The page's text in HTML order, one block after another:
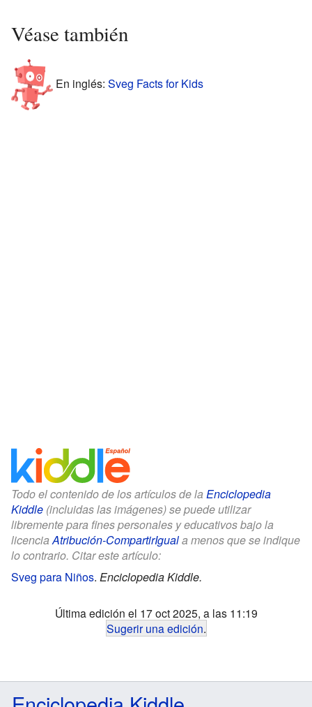
Véase también
En inglés: Sveg Facts for Kids
Todo el contenido de los artículos de la Enciclopedia
Kiddle (incluidas las imágenes) se puede utilizar
libremente para fines personales y educativos bajo la
licencia Atribución-CompartirIguala menos que se indique
lo contrario. Citar este artículo:
Sveg para Niños. Enciclopedia Kiddle.
Última edición el 17 oct 2025, a las 11:19
Sugerir una edición.